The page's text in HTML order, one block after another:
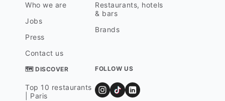
Who we are
Jobs
Press
Contact us
Restaurants, hotels
& bars
Brands
🗺 DISCOVER
Top 10 restaurants
| Paris
FOLLOW US